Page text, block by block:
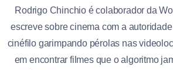
Rodrigo Chinchio é colaborador da
escreve sobre cinema com a
cinéfilo garimpando pérolas nas
em encontrar filmes que o algoritmo